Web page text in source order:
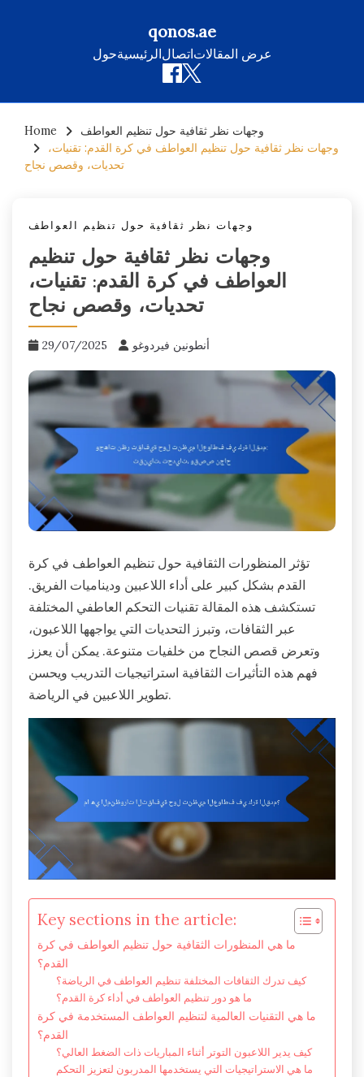
qonos.ae
حولالرئيسيةاتصالعرض المقالات
content
Home
وجهات نظر ثقافية حول تنظيم العواطف
وجهات نظر ثقافية حول تنظيم العواطف في كرة القدم: تقنيات،
تحديات، وقصص نجاح
وجهات نظر ثقافية حول تنظيم العواطف
وجهات نظر ثقافية حول تنظيم
العواطف في كرة القدم: تقنيات،
تحديات، وقصص نجاح
29/07/2025 أنطونين فيردوغو
تؤثر المنظورات الثقافية حول تنظيم العواطف في كرة
القدم بشكل كبير على أداء اللاعبين وديناميات الفريق.
تستكشف هذه المقالة تقنيات التحكم العاطفي المختلفة
عبر الثقافات، وتبرز التحديات التي يواجهها اللاعبون،
وتعرض قصص النجاح من خلفيات متنوعة. يمكن أن يعزز
فهم هذه التأثيرات الثقافية استراتيجيات التدريب ويحسن
تطوير اللاعبين في الرياضة.
Key sections in the article:
ما هي المنظورات الثقافية حول تنظيم العواطف في كرة
القدم؟
كيف تدرك الثقافات المختلفة تنظيم العواطف في الرياضة؟
ما هو دور تنظيم العواطف في أداء كرة القدم؟
ما هي التقنيات العالمية لتنظيم العواطف المستخدمة في كرة
القدم؟
كيف يدير اللاعبون التوتر أثناء المباريات ذات الضغط العالي؟
ما هي الاستراتيجيات التي يستخدمها المدربون لتعزيز التحكم